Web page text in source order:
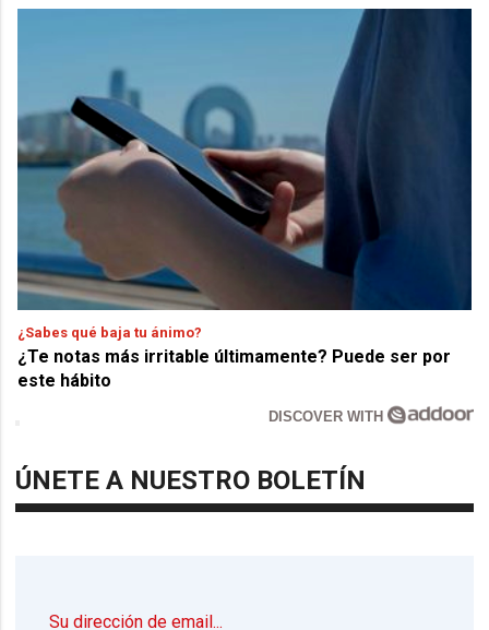
¿Sabes qué baja tu ánimo?
¿Te notas más irritable últimamente? Puede ser por
este hábito
DISCOVER WITH
ÚNETE A NUESTRO BOLETÍN